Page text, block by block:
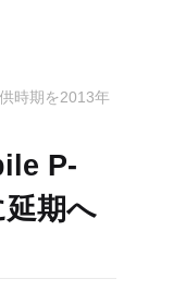
時期を2013年
P-
期へ